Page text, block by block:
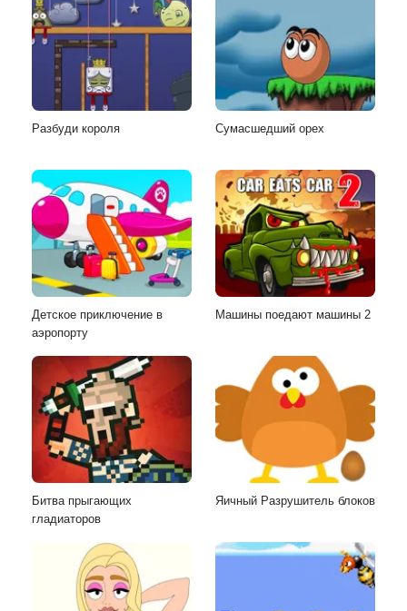
Разбуди короля Сумасшедший орех
Детское приключение в
аэропорту
Машины поедают машины 2
Битва прыгающих
гладиаторов
Яичный Разрушитель блоков